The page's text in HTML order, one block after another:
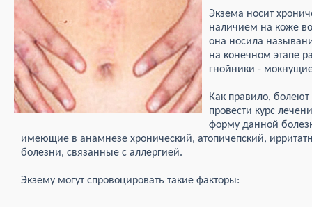
Экзема носит
наличием на коже
она носила
на конечном этапе
гнойники -
Как правило, болеют
провести курс
форму данной
имеющие в анамнезе хронический, атопичепский,
болезни, связанные с аллергией.
Экзему могут спровоцировать такие факторы: